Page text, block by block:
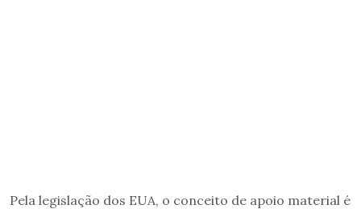
Pela legislação dos EUA, o conceito de apoio material é